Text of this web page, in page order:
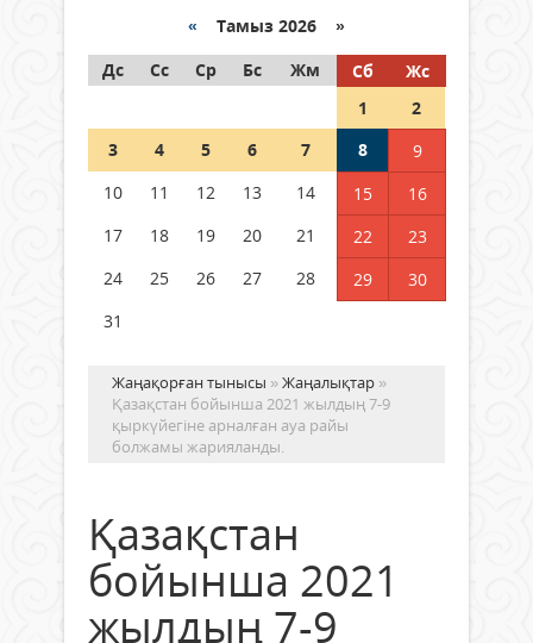
граждане Казахстана,
05 тамыз 2026 ж. 144
Шетелде жүрген Қазақстан
азаматтары қалай дауыс бере
« Тамыз 2026 »
Дс
Сс Ср Бс Жм Сб
Жс
1
2
3
4 5 6 7 8
9
10
11 12 13 14 15
16
17
18 19 20 21 22
23
24
25 26 27 28 29
30
31
Жаңақорған тынысы »Жаңалықтар »
Қазақстан бойынша 2021 жылдың 7-9
қыркүйегіне арналған ауа райы
болжамы жарияланды.
Қазақстан
бойынша 2021
жылдың 7-9